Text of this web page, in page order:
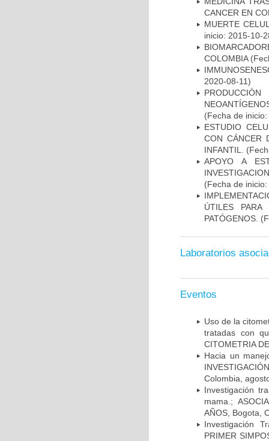
CANCER EN
MUERTE
inicio: 2015-10-
COLOMBIA
2020-08-11)
(Fecha de
ESTUDIO
CON CÁNCER
INFANTIL.
APOYO A
(Fecha de
ÚTILES
PATÓGENOS.
Laboratorios
Eventos
Uso de la
tratadas con
CITOMETRIA
Hacia un
Colombia,
Investigación
mama.;
AÑOS, Bogota,
Investigación
PRIMER